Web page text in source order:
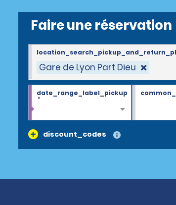
Faire une réservation
Gare de Lyon Part Dieu
date_range_label_pickup
*
discount_codes